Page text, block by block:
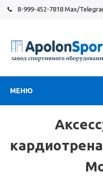
8-999-452-7818 Max/
МЕНЮ